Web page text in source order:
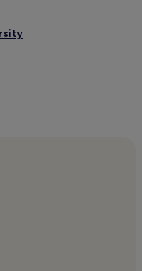
Bezirks von